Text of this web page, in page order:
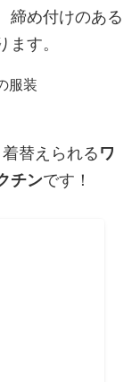
締め付けのある
す。
替えられるワ
チンです！